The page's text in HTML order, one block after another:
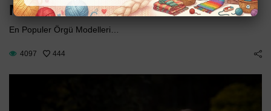
Modelleri
En Populer Örgü Modelleri…
4097 444